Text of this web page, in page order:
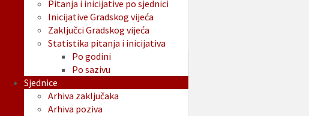
Pitanja i inicijative po sjednici
Inicijative Gradskog vijeća
Zaključci Gradskog vijeća
Statistika pitanja i inicijativa
Po godini
Po sazivu
Sjednice
Arhiva zaključaka
Arhiva poziva